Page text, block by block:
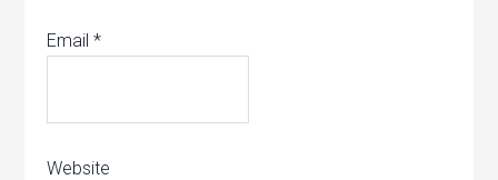
Email*
Website